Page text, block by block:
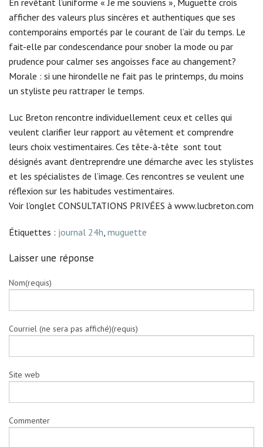
En revêtant l’uniforme « Je me souviens », Muguette crois
afficher des valeurs plus sincères et authentiques que ses
contemporains emportés par le courant de l’air du temps. Le
fait-elle par condescendance pour snober la mode ou par
prudence pour calmer ses angoisses face au changement?
Morale : si une hirondelle ne fait pas le printemps, du moins
un styliste peu rattraper le temps.
Luc Breton rencontre individuellement ceux et celles qui
veulent clarifier leur rapport au vêtement et comprendre
leurs choix vestimentaires. Ces tête-à-tête sont tout
désignés avant d’entreprendre une démarche avec les stylistes
et les spécialistes de l’image. Ces rencontres se veulent une
réflexion sur les habitudes vestimentaires.
Voir l’onglet CONSULTATIONS PRIVÉES à www.lucbreton.com
Étiquettes : journal 24h, muguette
Laisser une réponse
Nom(requis)
Courriel (ne sera pas affiché)(requis)
Site web
Commenter